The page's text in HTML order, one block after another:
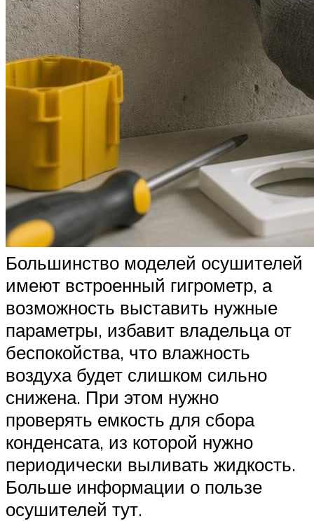
Большинство моделей осушителей
имеют встроенный гигрометр, а
возможность выставить нужные
параметры, избавит владельца от
беспокойства, что влажность
воздуха будет слишком сильно
снижена. При этом нужно
проверять емкость для сбора
конденсата, из которой нужно
периодически выливать жидкость.
Больше информации о пользе
осушителей тут.